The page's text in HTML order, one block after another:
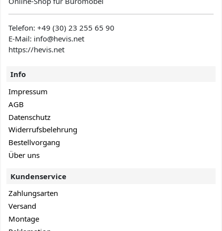
Telefon:+49 (30) 23 255 65 90
E-Mail: info@hevis.net
https://hevis.net
Info
Impressum
AGB
Datenschutz
Widerrufsbelehrung
Bestellvorgang
Über uns
Kundenservice
Zahlungsarten
Versand
Montage